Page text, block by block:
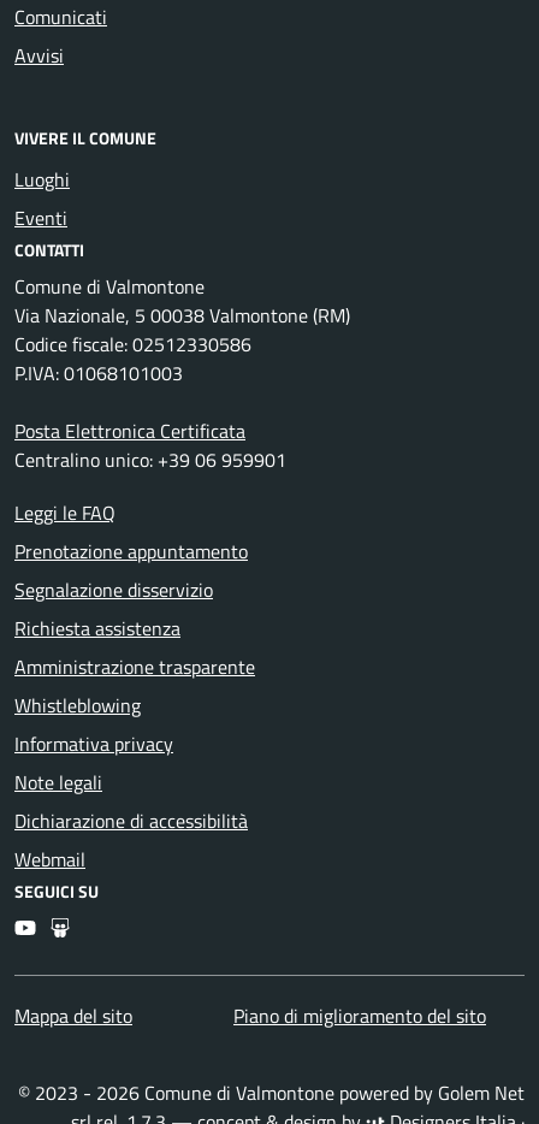
Comunicati
Avvisi
VIVERE IL COMUNE
Luoghi
Eventi
CONTATTI
Comune di Valmontone
Via Nazionale, 5 00038 Valmontone (RM)
Codice fiscale: 02512330586
P.IVA: 01068101003
Posta Elettronica Certificata
Centralino unico: +39 06 959901
Leggi le FAQ
Prenotazione appuntamento
Segnalazione disservizio
Richiesta assistenza
Amministrazione trasparente
Whistleblowing
Informativa privacy
Note legali
Dichiarazione di accessibilità
Webmail
SEGUICI SU
YoutubeSlideshare
Mappa del sito Piano di miglioramento del sito
© 2023 - 2026 Comune di Valmontone powered by Golem Net